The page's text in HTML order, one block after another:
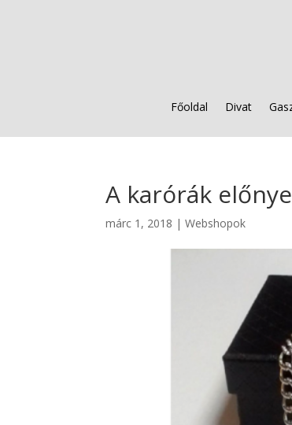
Főoldal Divat
A karórák
márc 1, 2018 |Webshopok